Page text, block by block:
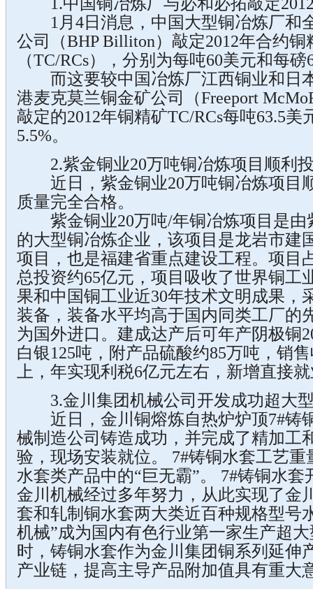
1月4日消息，中国大型铜冶炼厂和
公司（BHP Billiton）敲定2012年合约
（TC/RCs），分别为每吨60美元和每磅
而这要较中国冶炼厂江西铜业和日
港麦克莫兰铜金矿公司（Freeport
敲定的2012年铜精矿TC/RCs每吨63.5美
5.5%。
2.紫金铜业20万吨铜冶炼项目顺利
近日，紫金铜业20万吨铜冶炼项目
质量完全合格。
紫金铜业20万吨/年铜冶炼项目是由
的大型铜冶炼企业，该项目是龙岩市建
项目，也是福建省重点建设工程。项目
总投资约65亿元，项目吸收了世界铜工
果和中国铜工业近30年技术文明成果，
装备，装备水平均高于国内同类工厂的
为国外进口。建成达产后可年产阴极铜
白银125吨，附产品硫酸约85万吨，销
上，年实现利税6亿元左右，新增直接
3.金川集团机械公司开发成功超大
近日，金川铜熔炼自热炉炉顶7#铸
械制造公司铸造成功，并完成了精加工
验，现场安装就位。 7#铸铜水套工艺重
水套类产品中的“巨无霸”。 7#铸铜水
金川机械经过多年努力，从此实现了金
套和轧制铜水套两大类近百种规格型号
机械”成为国内有色行业第一家生产超
时，铸铜水套作为金川集团铜系列延伸
产业链，提高主导产品附加值具有重大